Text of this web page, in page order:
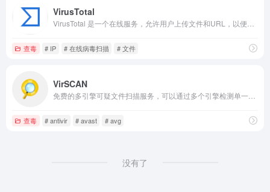
VirusTotal
查毒 # IP # 在线病毒扫描 # 文件
VirSCAN
查毒 # antivir # avast # avg
没有了